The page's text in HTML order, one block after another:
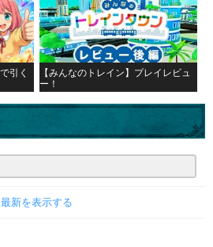
引く
【みんなのトレイン】プレイレビュ
ー！
最新を表示する